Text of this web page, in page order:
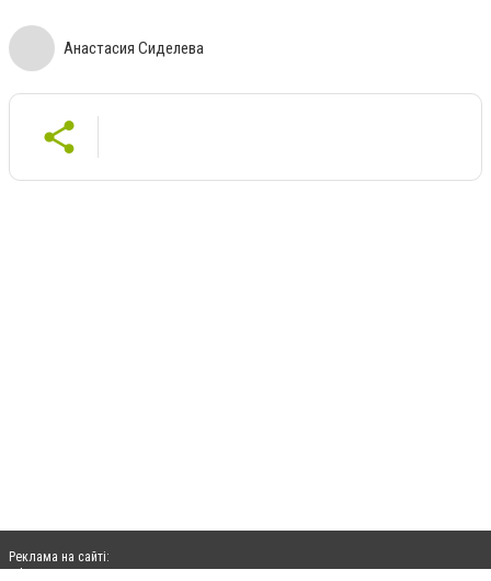
Анастасия Сиделева
Реклама на сайті: